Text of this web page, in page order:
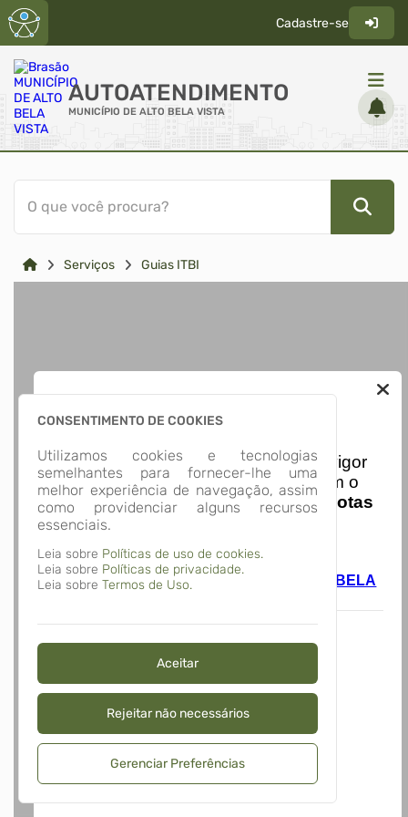
Cadastre-se
AUTOATENDIMENTO
MUNICÍPIO DE ALTO BELA VISTA
ACESSO RÁPIDO
Acessibilidade
Diário Oficial
O que você procura?
Serviços Guias ITBI
CONSENTIMENTO DE COOKIES
Utilizamos cookies e tecnologias
semelhantes para fornecer-lhe uma
melhor experiência de navegação, assim
como providenciar alguns recursos
essenciais.
Leia sobre Políticas de uso de cookies.
Leia sobre Políticas de privacidade.
Leia sobre Termos de Uso.
Aceitar
Rejeitar não necessários
Gerenciar Preferências
Nota Nacional
Iniciando em01/01/2026entra em vigor
a obrigatoriedade de integração com o
Ambiente de Dados Nacional das
Notas
de Serviço Eletrônicas
acesse o link abaixo e saiba mais.
Autoatendimento - MUNICÍPIO DE ALTO BELA